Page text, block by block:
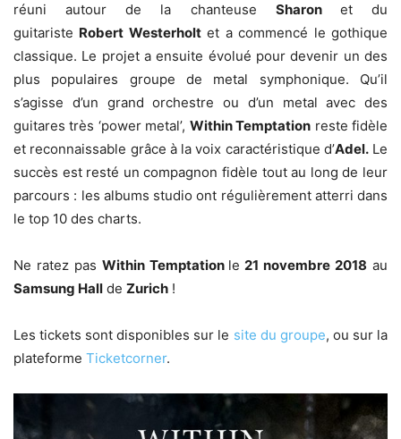
réuni autour de la chanteuse Sharon et du
guitariste Robert Westerholtet a commencé le gothique
classique. Le projet a ensuite évolué pour devenir un des
plus populaires groupe de metal symphonique. Qu’il
s’agisse d’un grand orchestre ou d’un metal avec des
guitares très ‘power metal’, Within Temptation reste fidèle
et reconnaissable grâce à la voix caractéristique d’Adel.Le
succès est resté un compagnon fidèle tout au long de leur
parcours : les albums studio ont régulièrement atterri dans
le top 10 des charts.
Ne ratez pas Within Temptation le 21 novembre 2018 au
Samsung Hall de Zurich !
Les tickets sont disponibles sur le site du groupe, ou sur la
plateforme Ticketcorner.